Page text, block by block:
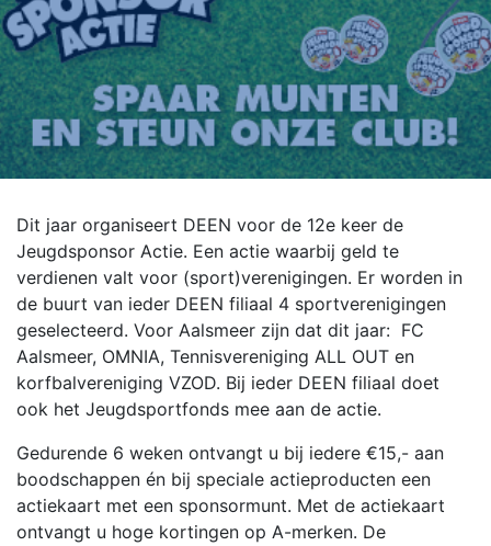
Dit jaar organiseert DEEN voor de 12e keer de
Jeugdsponsor Actie. Een actie waarbij geld te
verdienen valt voor (sport)verenigingen. Er worden in
de buurt van ieder DEEN filiaal 4 sportverenigingen
geselecteerd. Voor Aalsmeer zijn dat dit jaar: FC
Aalsmeer, OMNIA, Tennisvereniging ALL OUT en
korfbalvereniging VZOD. Bij ieder DEEN filiaal doet
ook het Jeugdsportfonds mee aan de actie.
Gedurende 6 weken ontvangt u bij iedere €15,- aan
boodschappen én bij speciale actieproducten een
actiekaart met een sponsormunt. Met de actiekaart
ontvangt u hoge kortingen op A-merken. De